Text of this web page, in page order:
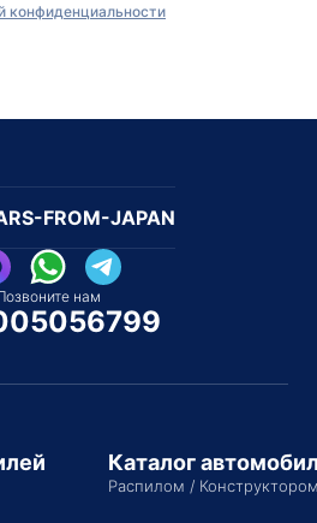
конфиденциальности
FROM-JAPAN
нам
Каталог
Распилом /